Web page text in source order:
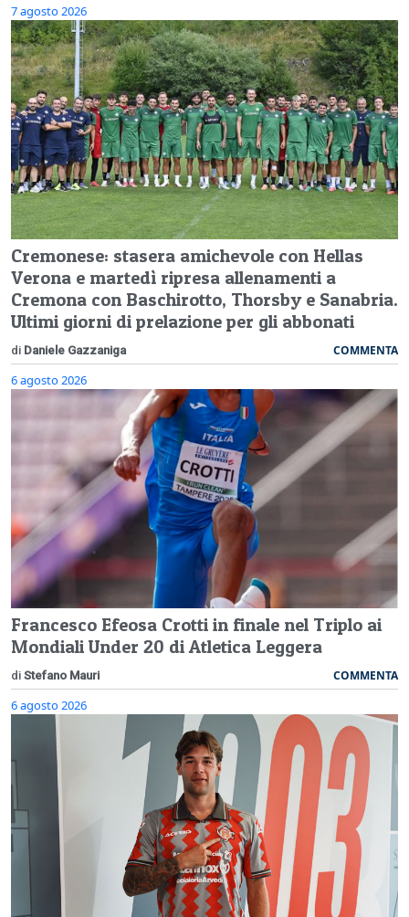
7 agosto 2026
Cremonese: stasera amichevole con Hellas
Verona e martedì ripresa allenamenti a
Cremona con Baschirotto, Thorsby e Sanabria.
Ultimi giorni di prelazione per gli abbonati
di Daniele Gazzaniga COMMENTA
6 agosto 2026
Francesco Efeosa Crotti in finale nel Triplo ai
Mondiali Under 20 di Atletica Leggera
di Stefano Mauri COMMENTA
6 agosto 2026